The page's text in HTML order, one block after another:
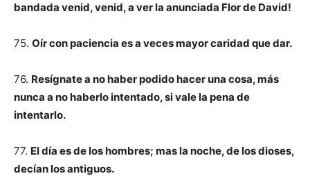
bandada venid, venid, a ver la anunciada Flor de David!
75. Oír con paciencia es a veces mayor caridad que dar.
76. Resígnate a no haber podido hacer una cosa, más
nunca a no haberlo intentado, si vale la pena de
intentarlo.
77. El día es de los hombres; mas la noche, de los dioses,
decían los antiguos.